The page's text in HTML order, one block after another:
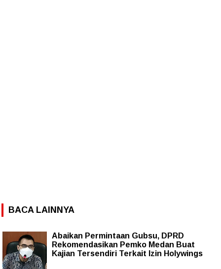
BACA LAINNYA
Abaikan Permintaan Gubsu, DPRD
Rekomendasikan Pemko Medan Buat
Kajian Tersendiri Terkait Izin Holywings